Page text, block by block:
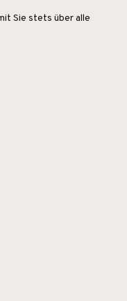
Sie stets über alle